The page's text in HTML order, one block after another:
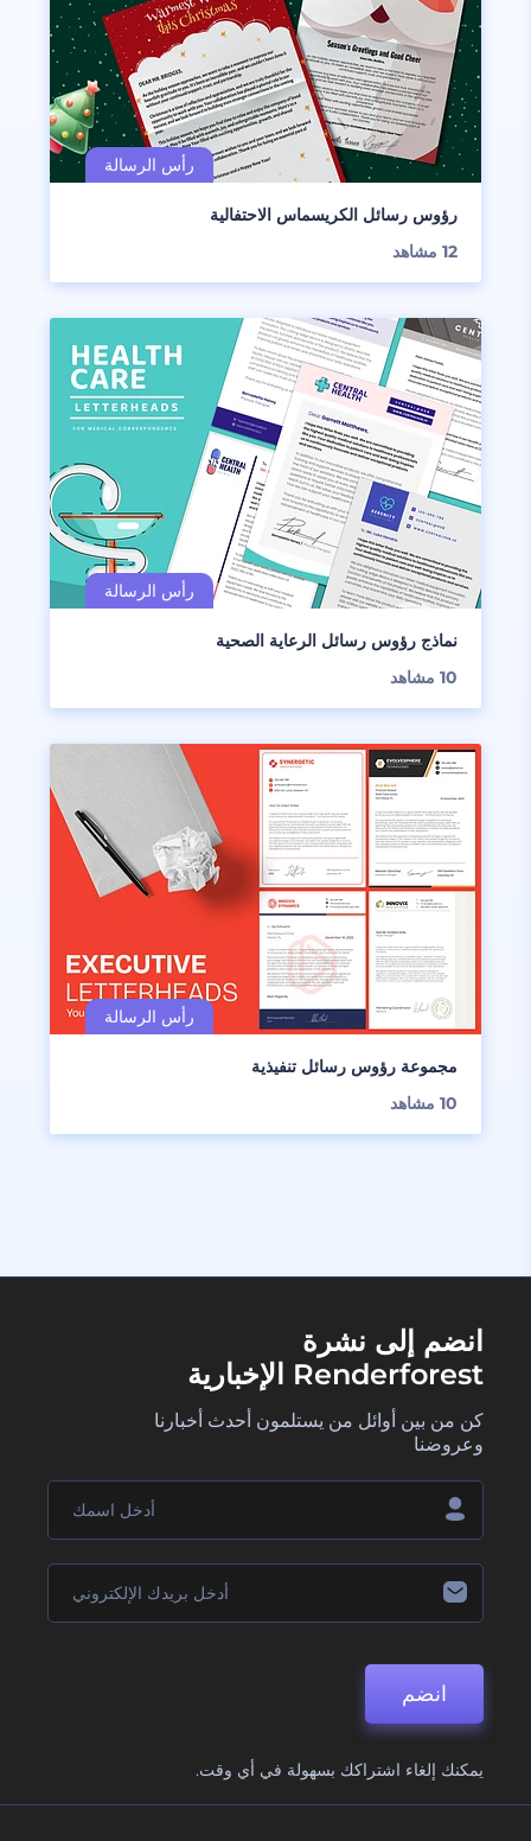
رؤوس رسائل الكريسماس الاحتفالية
12 مشاهد
نماذج رؤوس رسائل الرعاية الصحية
10 مشاهد
مجموعة رؤوس رسائل تنفيذية
10 مشاهد
انضم إلى نشرة
Renderforest الإخبارية
كن من بين أوائل من يستلمون أحدث أخبارنا
وعروضنا
انضم
يمكنك إلغاء اشتراكك بسهولة في أي وقت.